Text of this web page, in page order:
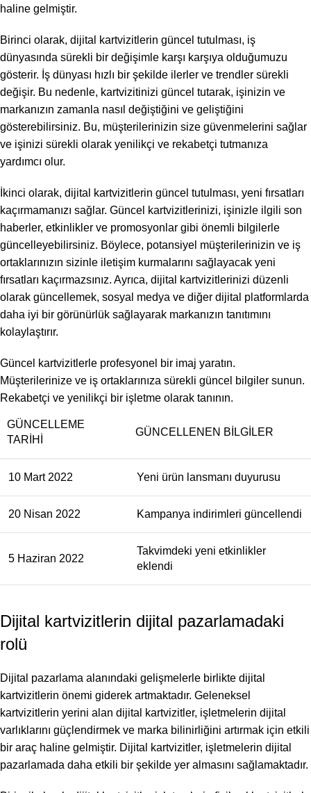
haline gelmiştir.
Birinci olarak, dijital kartvizitlerin güncel tutulması, iş
dünyasında sürekli bir değişimle karşı karşıya olduğumuzu
gösterir. İş dünyası hızlı bir şekilde ilerler ve trendler sürekli
değişir. Bu nedenle, kartvizitinizi güncel tutarak, işinizin ve
markanızın zamanla nasıl değiştiğini ve geliştiğini
gösterebilirsiniz. Bu, müşterilerinizin size güvenmelerini sağlar
ve işinizi sürekli olarak yenilikçi ve rekabetçi tutmanıza
yardımcı olur.
İkinci olarak, dijital kartvizitlerin güncel tutulması, yeni fırsatları
kaçırmamanızı sağlar. Güncel kartvizitlerinizi, işinizle ilgili son
haberler, etkinlikler ve promosyonlar gibi önemli bilgilerle
güncelleyebilirsiniz. Böylece, potansiyel müşterilerinizin ve iş
ortaklarınızın sizinle iletişim kurmalarını sağlayacak yeni
fırsatları kaçırmazsınız. Ayrıca, dijital kartvizitlerinizi düzenli
olarak güncellemek, sosyal medya ve diğer dijital platformlarda
daha iyi bir görünürlük sağlayarak markanızın tanıtımını
kolaylaştırır.
Güncel kartvizitlerle profesyonel bir imaj yaratın.
Müşterilerinize ve iş ortaklarınıza sürekli güncel bilgiler sunun.
Rekabetçi ve yenilikçi bir işletme olarak tanının.
GÜNCELLEME
TARIHI
GÜNCELLENEN BILGILER
10 Mart 2022 Yeni ürün lansmanı duyurusu
20 Nisan 2022 Kampanya indirimleri güncellendi
5 Haziran 2022
Takvimdeki yeni etkinlikler
eklendi
Dijital kartvizitlerin dijital pazarlamadaki
rolü
Dijital pazarlama alanındaki gelişmelerle birlikte dijital
kartvizitlerin önemi giderek artmaktadır. Geleneksel
kartvizitlerin yerini alan dijital kartvizitler, işletmelerin dijital
varlıklarını güçlendirmek ve marka bilinirliğini artırmak için etkili
bir araç haline gelmiştir. Dijital kartvizitler, işletmelerin dijital
pazarlamada daha etkili bir şekilde yer almasını sağlamaktadır.